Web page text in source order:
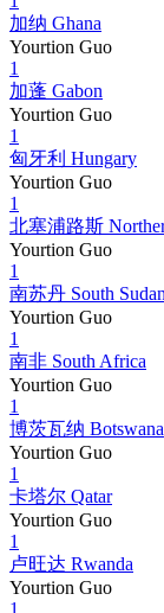
加纳 Ghana
Yourtion Guo
1
加蓬 Gabon
Yourtion Guo
1
匈牙利 Hungary
Yourtion Guo
1
北塞浦路斯
Yourtion Guo
1
南苏丹 South Sudan
Yourtion Guo
1
南非 South Africa
Yourtion Guo
1
博茨瓦纳 Botswana
Yourtion Guo
1
卡塔尔 Qatar
Yourtion Guo
1
卢旺达 Rwanda
Yourtion Guo
1